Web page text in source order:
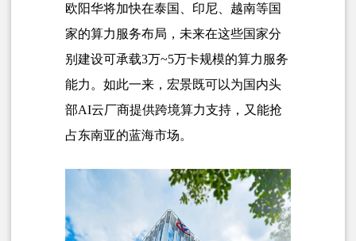
欧阳华将加快在泰国、印尼、越南等国
家的算力服务布局，未来在这些国家分
别建设可承载3万~5万卡规模的算力服务
能力。如此一来，宏景既可以为国内头
部AI云厂商提供跨境算力支持，又能抢
占东南亚的蓝海市场。